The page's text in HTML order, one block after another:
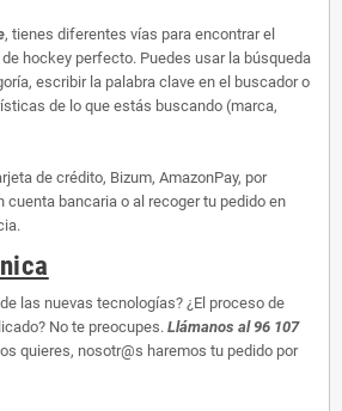
, tienes diferentes vías para encontrar el
hockey perfecto. Puedes usar la búsqueda
escribir la palabra clave en el buscador o
de lo que estás buscando (marca,
de crédito, Bizum, AmazonPay, por
bancaria o al recoger tu pedido en
las nuevas tecnologías? ¿El proceso de
No te preocupes. Llámanos al 96 107
quieres, nosotr@s haremos tu pedido por